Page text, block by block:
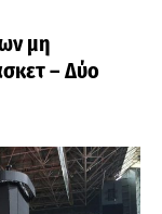
μη
– Δύο